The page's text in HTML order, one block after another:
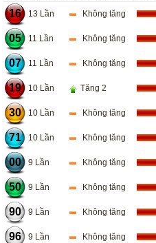
16
13 Lần Không tăng
05 11 Lần Không tăng
07 11 Lần Không tăng
19 10 Lần Tăng 2
30 10 Lần Không tăng
71 10 Lần Không tăng
00 9 Lần Không tăng
50 9 Lần Không tăng
90 9 Lần Không tăng
96 9 Lần Không tăng